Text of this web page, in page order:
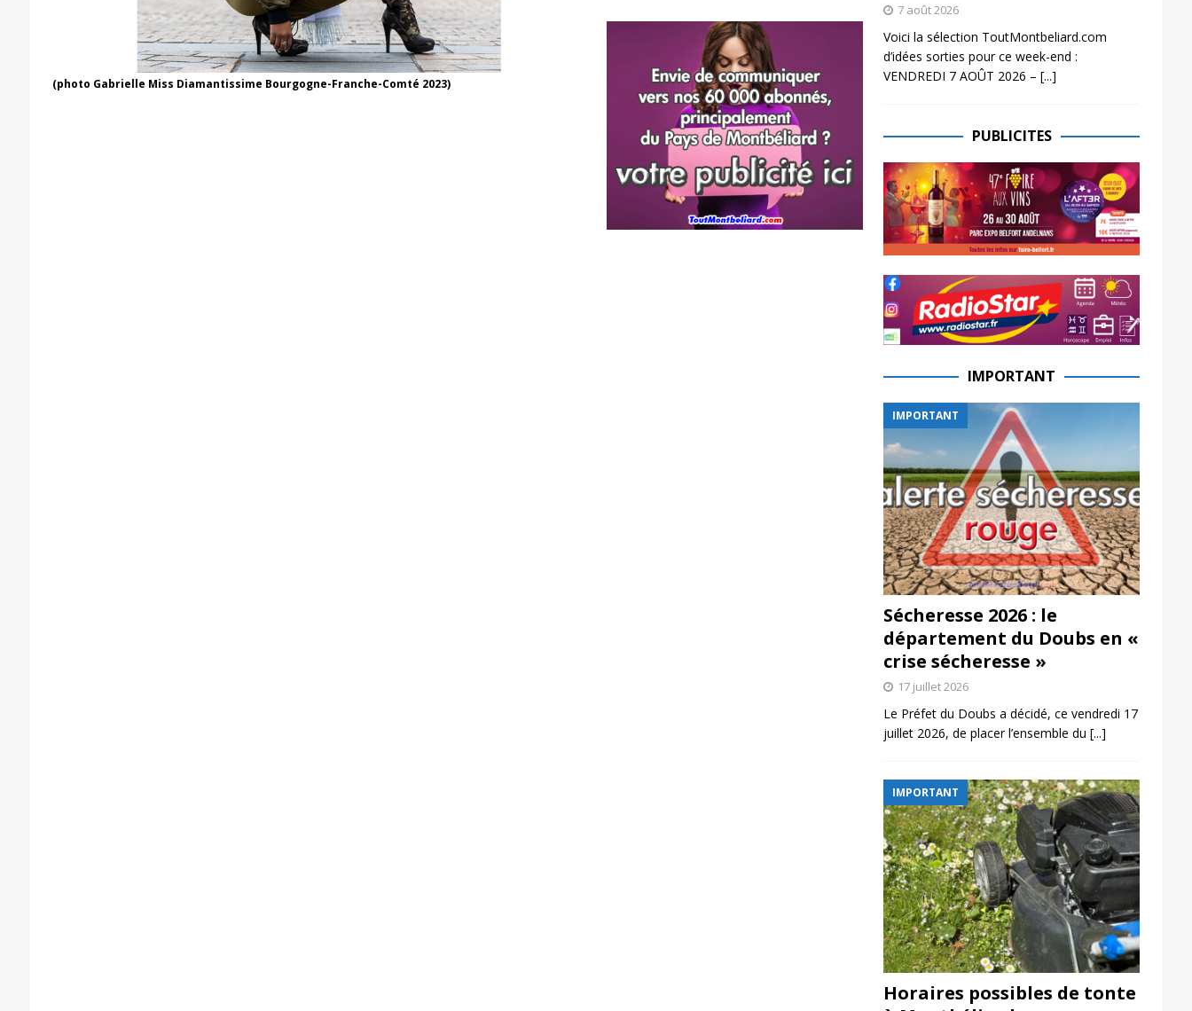
(photo Gabrielle Miss Diamantissime Bourgogne-Franche-Comté 2023)
7 août 2026
Voici la sélection ToutMontbeliard.com
d’idées sorties pour ce week-end :
VENDREDI 7 AOÛT 2026 – [...]
PUBLICITES
IMPORTANT
IMPORTANT
Sécheresse 2026 : le
département du Doubs en «
crise sécheresse »
17 juillet 2026
Le Préfet du Doubs a décidé, ce vendredi 17
juillet 2026, de placer l’ensemble du [...]
IMPORTANT
Horaires possibles de tonte